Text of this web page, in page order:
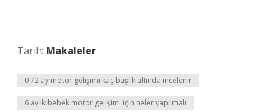
Tarih: Makaleler
0 72 ay motor gelişimi kaç başlık altında incelenir
6 aylık bebek motor gelişimi için neler yapılmalı